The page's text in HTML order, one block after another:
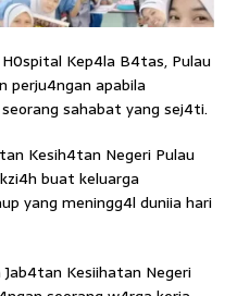
Kep4la B4tas, Pulau
perju4ngan apabila
sahabat yang sej4ti.
Kesih4tan Negeri Pulau
buat keluarga
yang meningg4l duniia hari
Kesiihatan Negeri